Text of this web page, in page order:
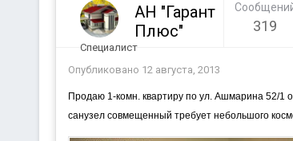
АН "Гарант
Плюс"
Специалист
319
Опубликовано 12 августа, 2013
Продаю 1-комн. квартиру по ул. Ашмарина 52/1
санузел совмещенный требует небольшого